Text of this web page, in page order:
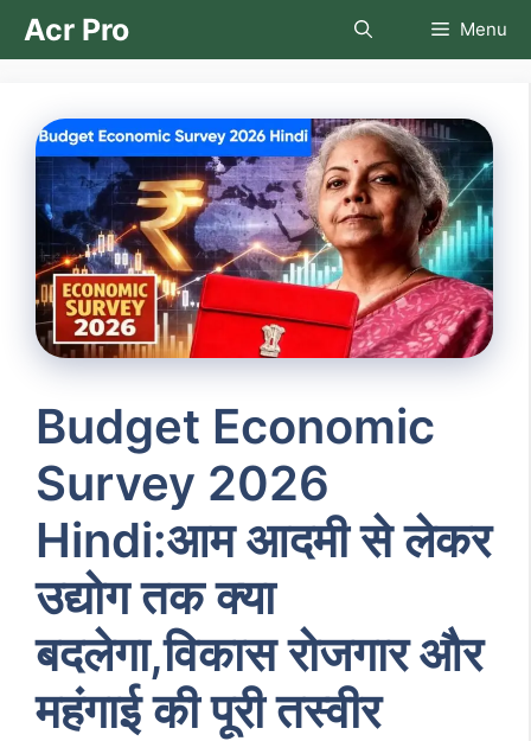
SkipAcr Pro Menu
Budget Economic
Survey 2026
Hindi:आम आदमी से लेकर
उद्योग तक क्या
बदलेगा,विकास रोजगार और
महंगाई की पूरी तस्वीर